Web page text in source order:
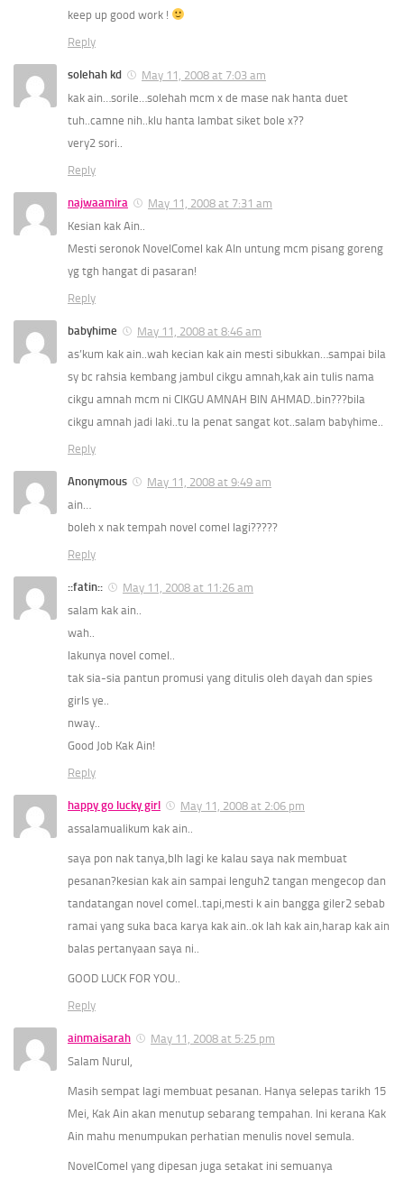
keep up good work !
Reply
solehah kd
May 11, 2008 at 7:03 am
kak ain…sorile…solehah mcm x de mase nak hanta duet
tuh..camne nih..klu hanta lambat siket bole x??
very2 sori..
Reply
najwaamira
May 11, 2008 at 7:31 am
Kesian kak Ain..
Mesti seronok NovelComel kak AIn untung mcm pisang goreng
yg tgh hangat di pasaran!
Reply
babyhime
May 11, 2008 at 8:46 am
as’kum kak ain..wah kecian kak ain mesti sibukkan…sampai bila
sy bc rahsia kembang jambul cikgu amnah,kak ain tulis nama
cikgu amnah mcm ni CIKGU AMNAH BIN AHMAD..bin???bila
cikgu amnah jadi laki..tu la penat sangat kot..salam babyhime..
Reply
Anonymous
May 11, 2008 at 9:49 am
ain…
boleh x nak tempah novel comel lagi?????
Reply
::fatin::
May 11, 2008 at 11:26 am
salam kak ain..
wah..
lakunya novel comel..
tak sia-sia pantun promusi yang ditulis oleh dayah dan spies
girls ye..
nway..
Good Job Kak Ain!
Reply
happy go lucky girl
May 11, 2008 at 2:06 pm
assalamualikum kak ain..
saya pon nak tanya,blh lagi ke kalau saya nak membuat
pesanan?kesian kak ain sampai lenguh2 tangan mengecop dan
tandatangan novel comel..tapi,mesti k ain bangga giler2 sebab
ramai yang suka baca karya kak ain..ok lah kak ain,harap kak ain
balas pertanyaan saya ni..
GOOD LUCK FOR YOU..
Reply
ainmaisarah
May 11, 2008 at 5:25 pm
Salam Nurul,
Masih sempat lagi membuat pesanan. Hanya selepas tarikh 15
Mei, Kak Ain akan menutup sebarang tempahan. Ini kerana Kak
Ain mahu menumpukan perhatian menulis novel semula.
NovelComel yang dipesan juga setakat ini semuanya